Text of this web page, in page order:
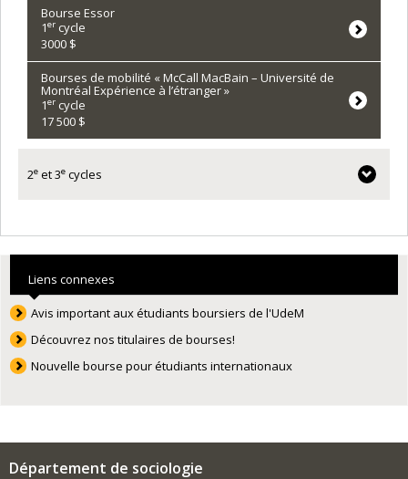
Bourse Essor
1er cycle
3000 $
Bourses de mobilité « McCall MacBain – Université de
Montréal Expérience à l’étranger »
1er cycle
17 500 $
2e et 3e cycles
Liens connexes
Avis important aux étudiants boursiers de l'UdeM
Découvrez nos titulaires de bourses!
Nouvelle bourse pour étudiants internationaux
Département de sociologie